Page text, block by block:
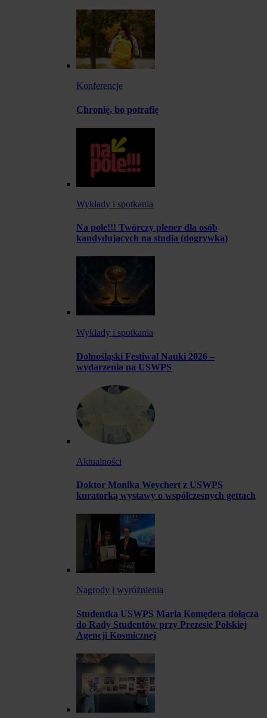
Konferencje
Chronię, bo potrafię
Wykłady i spotkania
Na pole!!! Twórczy plener dla osób
kandydujących na studia (dogrywka)
Wykłady i spotkania
Dolnośląski Festiwal Nauki 2026 –
wydarzenia na USWPS
Aktualności
Doktor Monika Weychert z USWPS
kuratorką wystawy o współczesnych gettach
Nagrody i wyróżnienia
Studentka USWPS Maria Komędera dołącza
do Rady Studentów przy Prezesie Polskiej
Agencji Kosmicznej